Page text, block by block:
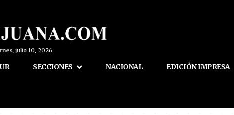
julio 10, 2026
SECCIONES NACIONAL EDICIÓN IMPRESA